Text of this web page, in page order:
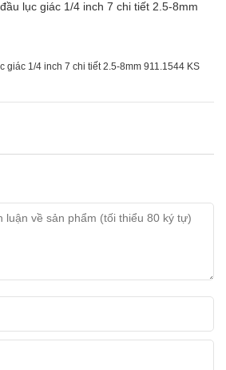
giác 1/4 inch 7 chi tiết 2.5-8mm 911.1544 KS